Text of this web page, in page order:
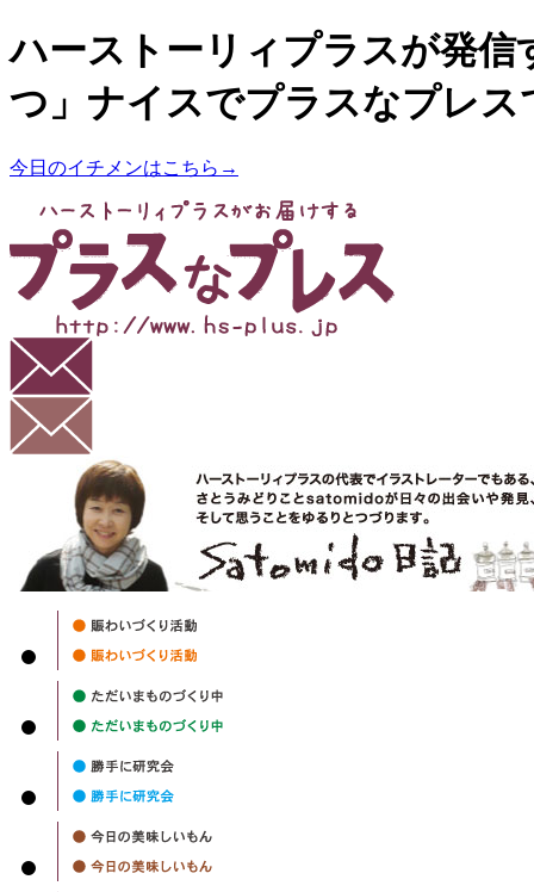
ハーストーリィプラスが発信
つ」ナイスでプラスなプレス
今日のイチメンはこちら→